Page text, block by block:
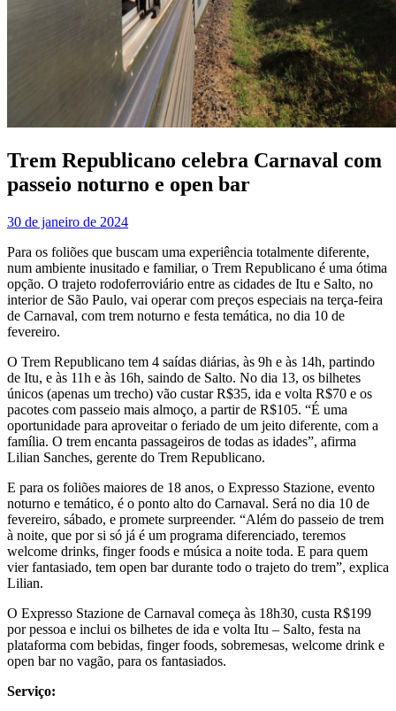
Trem Republicano celebra Carnaval com
passeio noturno e open bar
30 de janeiro de 2024
Para os foliões que buscam uma experiência totalmente diferente,
num ambiente inusitado e familiar, o Trem Republicano é uma ótima
opção. O trajeto rodoferroviário entre as cidades de Itu e Salto, no
interior de São Paulo, vai operar com preços especiais na terça-feira
de Carnaval, com trem noturno e festa temática, no dia 10 de
fevereiro.
O Trem Republicano tem 4 saídas diárias, às 9h e às 14h, partindo
de Itu, e às 11h e às 16h, saindo de Salto. No dia 13, os bilhetes
únicos (apenas um trecho) vão custar R$35, ida e volta R$70 e os
pacotes com passeio mais almoço, a partir de R$105. “É uma
oportunidade para aproveitar o feriado de um jeito diferente, com a
família. O trem encanta passageiros de todas as idades”, afirma
Lilian Sanches, gerente do Trem Republicano.
E para os foliões maiores de 18 anos, o Expresso Stazione, evento
noturno e temático, é o ponto alto do Carnaval. Será no dia 10 de
fevereiro, sábado, e promete surpreender. “Além do passeio de trem
à noite, que por si só já é um programa diferenciado, teremos
welcome drinks, finger foods e música a noite toda. E para quem
vier fantasiado, tem open bar durante todo o trajeto do trem”, explica
Lilian.
O Expresso Stazione de Carnaval começa às 18h30, custa R$199
por pessoa e inclui os bilhetes de ida e volta Itu – Salto, festa na
plataforma com bebidas, finger foods, sobremesas, welcome drink e
open bar no vagão, para os fantasiados.
Serviço: